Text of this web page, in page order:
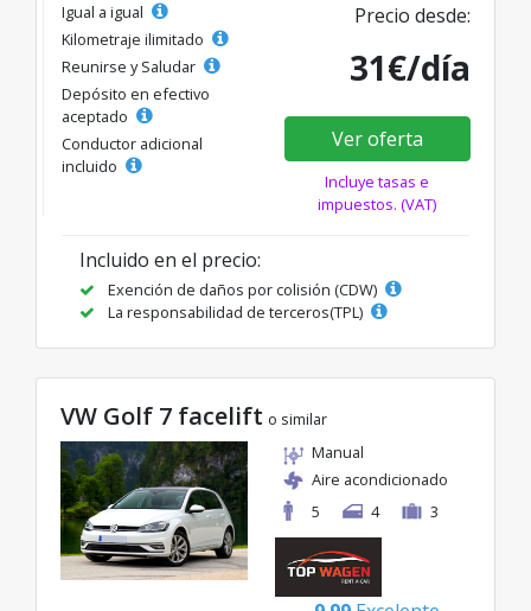
Igual a igual
Kilometraje ilimitado
Reunirse y Saludar
Depósito en efectivo
aceptado
Conductor adicional
incluido
Precio desde:
31€/día
Ver oferta
Incluye tasas e
impuestos. (VAT)
Incluido en el precio:
Exención de daños por colisión (CDW)
La responsabilidad de terceros(TPL)
VW Golf 7 facelift o similar
Manual
Aire acondicionado
5
4 3